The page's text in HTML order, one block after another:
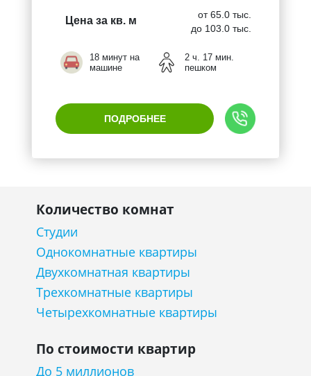
Цена за кв. м
от 65.0 тыс.
до 103.0 тыс.
18 минут на
машине
2 ч. 17 мин.
пешком
ПОДРОБНЕЕ
Количество комнат
Студии
Однокомнатные квартиры
Двухкомнатная квартиры
Трехкомнатные квартиры
Четырехкомнатные квартиры
По стоимости квартир
До 5 миллионов